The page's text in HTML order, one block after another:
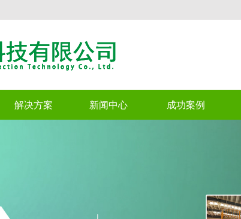
解决方案 新闻中心 成功案例